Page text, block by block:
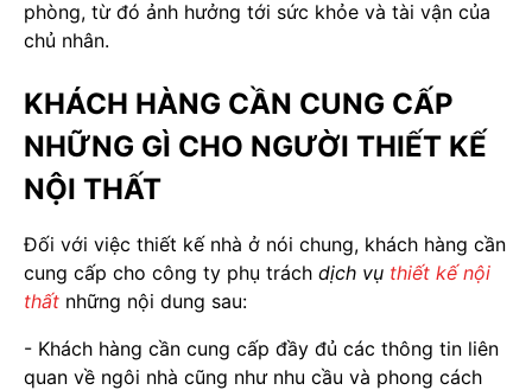
phòng, từ đó ảnh hưởng tới sức khỏe và tài vận của
chủ nhân.
KHÁCH HÀNG CẦN CUNG CẤP
NHỮNG GÌ CHO NGƯỜI THIẾT KẾ
NỘI THẤT
Đối với việc thiết kế nhà ở nói chung, khách hàng cần
cung cấp cho công ty phụ trách dịch vụ thiết kế nội
thất những nội dung sau:
- Khách hàng cần cung cấp đầy đủ các thông tin liên
quan về ngôi nhà cũng như nhu cầu và phong cách